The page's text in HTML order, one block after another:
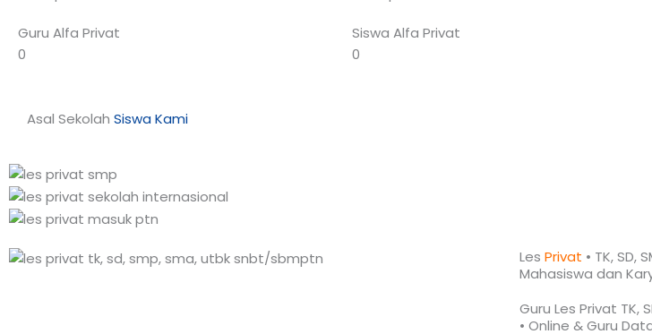
Guru Alfa Privat
0
Siswa Alfa Privat
0
Asal Sekolah Siswa Kami
Les Privat • TK, SD,
Mahasiswa dan
Guru Les Privat TK,
• Online & Guru